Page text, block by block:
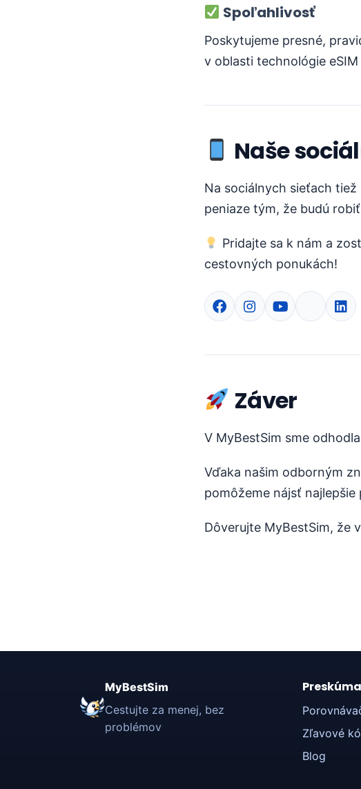
Spoľahlivosť
Poskytujeme presné,
v oblasti technológie
Naše
Na sociálnych sieťach
peniaze tým, že budú
Pridajte sa k nám a
cestovných ponukách!
Záver
V MyBestSim sme
Vďaka našim odborným
pomôžeme nájsť
Dôverujte MyBestSim, že
MyBestSim
Cestujte za menej, bez
problémov
Zľavové
Blog